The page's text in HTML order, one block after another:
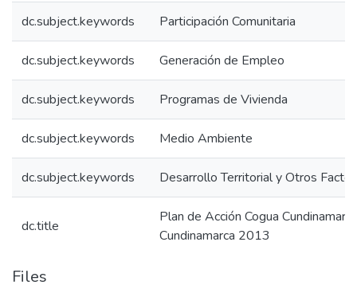
dc.subject.keywords Participación Comunitaria
dc.subject.keywords Generación de Empleo
dc.subject.keywords Programas de Vivienda
dc.subject.keywords Medio Ambiente
dc.subject.keywords Desarrollo Territorial y Otros
dc.title
Plan de Acción Cogua
Cundinamarca 2013
Files